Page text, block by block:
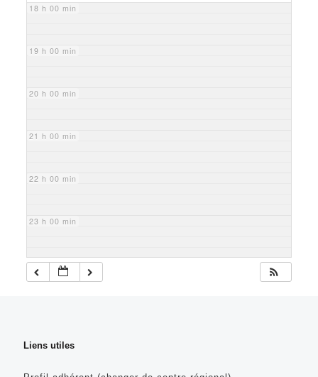
18 h 00 min
19 h 00 min
20 h 00 min
21 h 00 min
22 h 00 min
23 h 00 min
Liens utiles